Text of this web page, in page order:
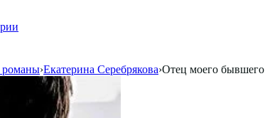
›Екатерина Серебрякова›Отец моего бывшего